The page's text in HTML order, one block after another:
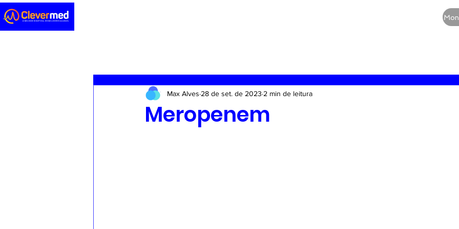
Casos clínicos Concursos
Meropenem
Max Alves 28 de set. de 2023 2 min de leitura